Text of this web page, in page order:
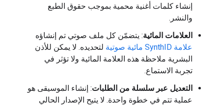
إنشاء كلمات أغنية محمية بموجب حقوق الطبع
والنشر.
العلامات المائية: يتضمّن كل ملف صوتي تم إنشاؤه
علامة SynthID مائية صوتية
لتحديده. لا يمكن للأذن
البشرية ملاحظة هذه العلامة المائية ولا تؤثر في
تجربة الاستماع.
التعديل عبر سلسلة من الطلبات: إنشاء الموسيقى هو
عملية تتم في خطوة واحدة. لا يتيح الإصدار الحالي